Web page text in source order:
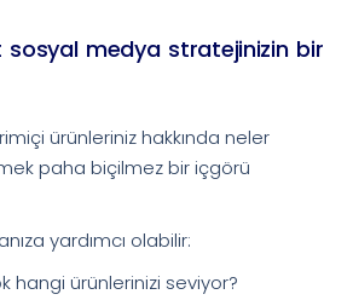
medya stratejinizin bir
ürünleriniz hakkında neler
paha biçilmez bir içgörü
yardımcı olabilir:
hangi ürünlerinizi seviyor?